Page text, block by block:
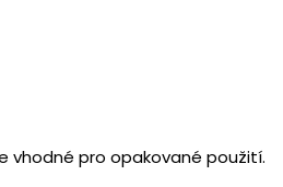
vhodné pro opakované použití.